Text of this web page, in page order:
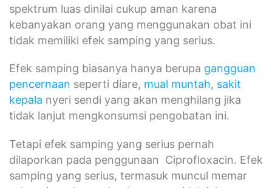
spektrum luas dinilai cukup aman karena
kebanyakan orang yang menggunakan obat ini
tidak memiliki efek samping yang serius.
Efek samping biasanya hanya berupa gangguan
pencernaan seperti diare, mual muntah, sakit
kepala nyeri sendi yang akan menghilang jika
tidak lanjut mengkonsumsi pengobatan ini.
Tetapi efek samping yang serius pernah
dilaporkan pada penggunaan Ciprofloxacin. Efek
samping yang serius, termasuk muncul memar